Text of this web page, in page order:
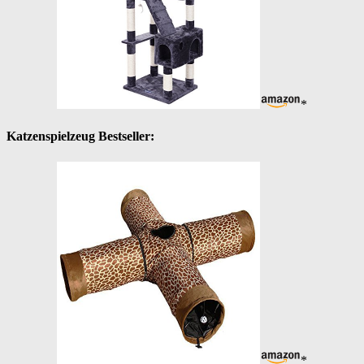
*
Katzenspielzeug Bestseller:
*